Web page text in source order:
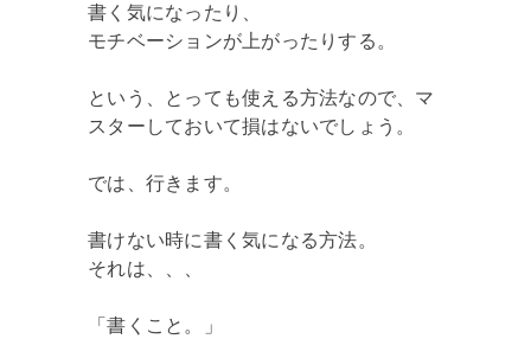
書く気になったり、
モチベーションが上がったりする。
という、とっても使える方法なので、マ
スターしておいて損はないでしょう。
では、行きます。
書けない時に書く気になる方法。
それは、、、
「書くこと。」